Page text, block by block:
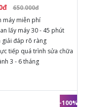
650.000đ
máy miễn phí
lấy máy 30 - 45 phút
giải đáp rõ ràng
tiếp quá trình sửa chữa
3 - 6 tháng
-100%